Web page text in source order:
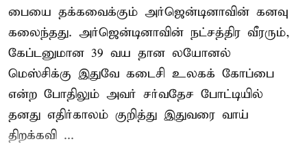
பையை தக்கவைக்கும் அர்ஜென்டினாவின் கனவு
கலைந்தது. அர்ஜென்டினாவின் நட்சத்திர வீரரும்,
கேப்டனுமான 39 வய தான லயோனல்
மெஸ்சிக்கு இதுவே கடைசி உலகக் கோப்பை
என்ற போதிலும் அவர் சர்வதேச போட்டியில்
தனது எதிர்காலம் குறித்து இதுவரை வாய்
திறக்கவி ...